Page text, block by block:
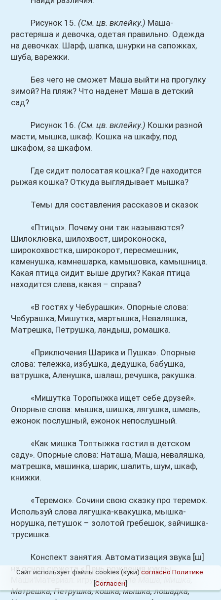
Рисунок 15. (См. цв. вклейку.) Маша-
растеряша и девочка, одетая правильно. Одежда
на девочках. Шарф, шапка, шнурки на сапожках,
шуба, варежки.
Без чего не сможет Маша выйти на прогулку
зимой? На пляж? Что наденет Маша в детский
сад?
Рисунок 16. (См. цв. вклейку.) Кошки разной
масти, мышка, шкаф. Кошка на шкафу, под
шкафом, за шкафом.
Где сидит полосатая кошка? Где находится
рыжая кошка? Откуда выглядывает мышка?
Темы для составления рассказов и сказок
«Птицы». Почему они так называются?
Шилоклювка, шилохвост, широконоска,
широкохвостка, широкорот, пересмешник,
каменушка, камнешарка, камышовка, камышница.
Какая птица сидит выше других? Какая птица
находится слева, какая – справа?
«В гостях у Чебурашки». Опорные слова:
Чебурашка, Мишутка, мартышка, Неваляшка,
Матрешка, Петрушка, ландыш, ромашка.
«Приключения Шарика и Пушка». Опорные
слова: тележка, избушка, дедушка, бабушка,
ватрушка, Аленушка, шалаш, речушка, ракушка.
«Мишутка Торопыжка ищет себе друзей».
Опорные слова: мышка, шишка, лягушка, шмель,
ежонок послушный, ежонок непослушный.
«Как мишка Топтыжка гостил в детском
саду». Опорные слова: Наташа, Маша, неваляшка,
матрешка, машинка, шарик, шалить, шум, шкаф,
книжки.
«Теремок». Сочини свою сказку про теремок.
Используй слова лягушка-квакушка, мышка-
норушка, петушок – золотой гребешок, зайчишка-
трусишка.
Конспект занятия. Автоматизация звука [ш]
на основ сюжета «День рождения куклы
Маши'Материал: игрушки(кукла Маша, Мишка,
Матрешка, Петрушка, кошка, мышка, лошадка,
Сайт использует файлы cookies (куки) согласно Политике
[Согласен]